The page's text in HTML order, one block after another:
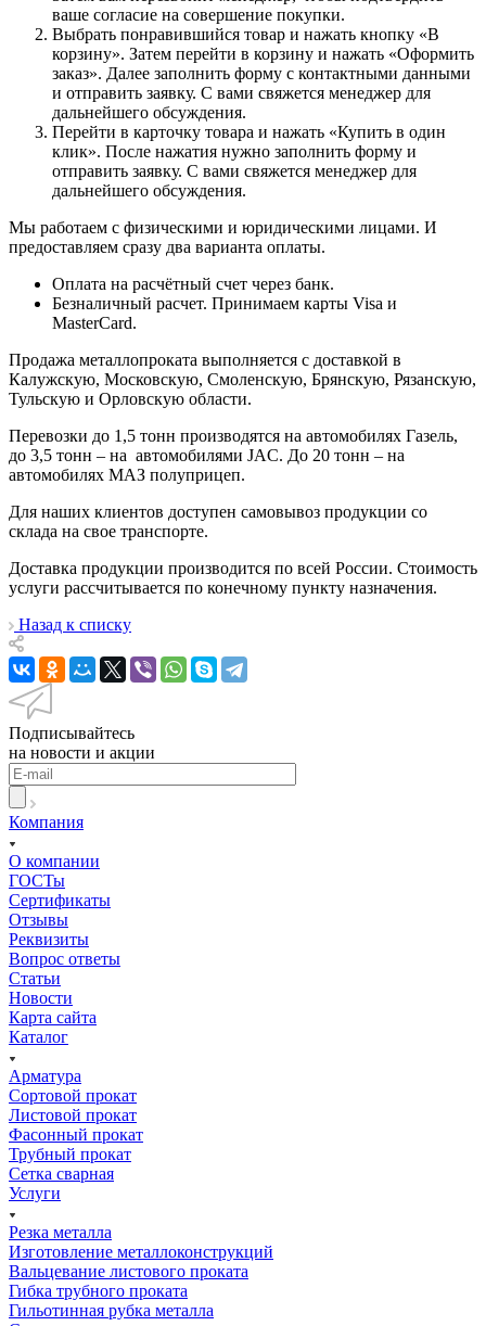
ваше согласие на совершение покупки.
Выбрать понравившийся товар и нажать кнопку «В
корзину». Затем перейти в корзину и нажать «Оформить
заказ». Далее заполнить форму с контактными данными
и отправить заявку. С вами свяжется менеджер для
дальнейшего обсуждения.
Перейти в карточку товара и нажать «Купить в один
клик». После нажатия нужно заполнить форму и
отправить заявку. С вами свяжется менеджер для
дальнейшего обсуждения.
Мы работаем с физическими и юридическими лицами. И
предоставляем сразу два варианта оплаты.
Оплата на расчётный счет через банк.
Безналичный расчет. Принимаем карты Visa и
MasterCard.
Продажа металлопроката выполняется с доставкой в
Калужскую, Московскую, Смоленскую, Брянскую, Рязанскую,
Тульскую и Орловскую области.
Перевозки до 1,5 тонн производятся на автомобилях Газель,
до 3,5 тонн – на автомобилями JAC. До 20 тонн – на
автомобилях МАЗ полуприцеп.
Для наших клиентов доступен самовывоз продукции со
склада на свое транспорте.
Доставка продукции производится по всей России. Стоимость
услуги рассчитывается по конечному пункту назначения.
Назад к списку
Подписывайтесь
на новости и акции
Компания
О компании
ГОСТы
Сертификаты
Отзывы
Реквизиты
Вопрос ответы
Статьи
Новости
Карта сайта
Каталог
Арматура
Сортовой прокат
Листовой прокат
Фасонный прокат
Трубный прокат
Сетка сварная
Услуги
Резка металла
Изготовление металлоконструкций
Вальцевание листового проката
Гибка трубного проката
Гильотинная рубка металла